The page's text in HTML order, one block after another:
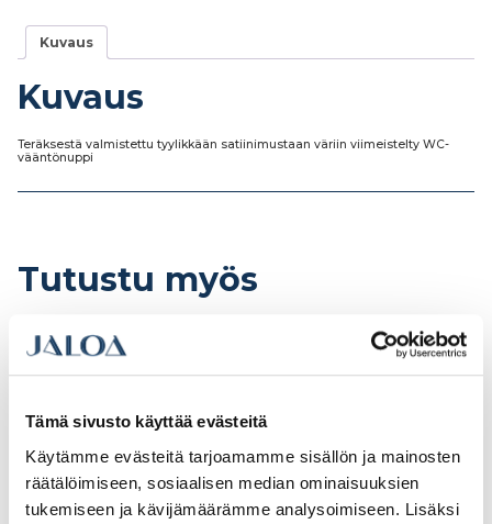
Tämä sivusto käyttää evästeitä
Käytämme evästeitä tarjoamamme sisällön ja mainosten
räätälöimiseen, sosiaalisen median ominaisuuksien
tukemiseen ja kävijämäärämme analysoimiseen. Lisäksi
Kuvaus
Kuvaus
Teräksestä valmistettu tyylikkään satiinimustaan väriin viimeistelty WC-
vääntönuppi
Tutustu myös